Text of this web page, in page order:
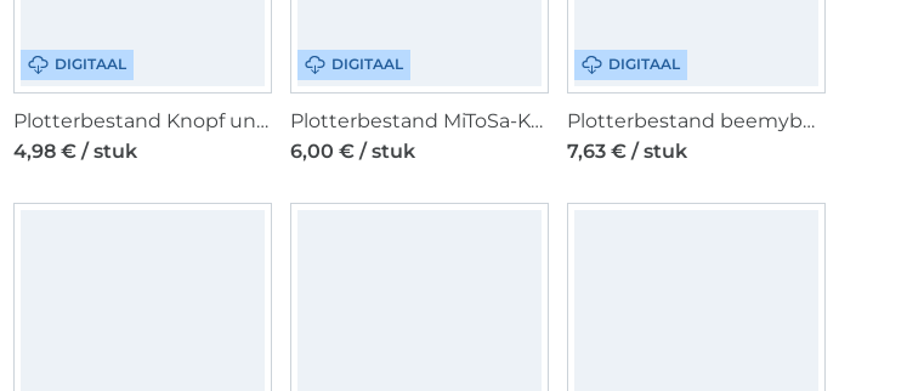
DIGITAAL
Plotterbestand Knopf und Nadel Tasche mit Wildblumen 3er Set, Duits
4,98 € / stuk
DIGITAAL
Plotterbestand MiToSa-Kreativ Sound Bunny Family, Duits
6,00 € / stuk
DIGITAAL
Plotterbestand beemybear Taschenfieber 2, Duits
7,63 € / stuk